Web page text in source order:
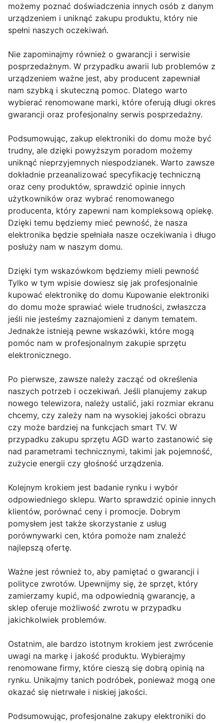
możemy poznać doświadczenia innych osób z danym
urządzeniem i uniknąć zakupu produktu, który nie
spełni naszych oczekiwań.
Nie zapominajmy również o gwarancji i serwisie
posprzedażnym. W przypadku awarii lub problemów z
urządzeniem ważne jest, aby producent zapewniał
nam szybką i skuteczną pomoc. Dlatego warto
wybierać renomowane marki, które oferują długi okres
gwarancji oraz profesjonalny serwis posprzedażny.
Podsumowując, zakup elektroniki do domu może być
trudny, ale dzięki powyższym poradom możemy
uniknąć nieprzyjemnych niespodzianek. Warto zawsze
dokładnie przeanalizować specyfikację techniczną
oraz ceny produktów, sprawdzić opinie innych
użytkowników oraz wybrać renomowanego
producenta, który zapewni nam kompleksową opiekę.
Dzięki temu będziemy mieć pewność, że nasza
elektronika będzie spełniała nasze oczekiwania i długo
posłuży nam w naszym domu.
Dzięki tym wskazówkom będziemy mieli pewność
Tylko w tym wpisie dowiesz się jak profesjonalnie
kupować elektronikę do domu Kupowanie elektroniki
do domu może sprawiać wiele trudności, zwłaszcza
jeśli nie jesteśmy zaznajomieni z danym tematem.
Jednakże istnieją pewne wskazówki, które mogą
pomóc nam w profesjonalnym zakupie sprzętu
elektronicznego.
Po pierwsze, zawsze należy zacząć od określenia
naszych potrzeb i oczekiwań. Jeśli planujemy zakup
nowego telewizora, należy ustalić, jaki rozmiar ekranu
chcemy, czy zależy nam na wysokiej jakości obrazu
czy może bardziej na funkcjach smart TV. W
przypadku zakupu sprzętu AGD warto zastanowić się
nad parametrami technicznymi, takimi jak pojemność,
zużycie energii czy głośność urządzenia.
Kolejnym krokiem jest badanie rynku i wybór
odpowiedniego sklepu. Warto sprawdzić opinie innych
klientów, porównać ceny i promocje. Dobrym
pomysłem jest także skorzystanie z usług
porównywarki cen, która pomoże nam znaleźć
najlepszą ofertę.
Ważne jest również to, aby pamiętać o gwarancji i
polityce zwrotów. Upewnijmy się, że sprzęt, który
zamierzamy kupić, ma odpowiednią gwarancję, a
sklep oferuje możliwość zwrotu w przypadku
jakichkolwiek problemów.
Ostatnim, ale bardzo istotnym krokiem jest zwrócenie
uwagi na markę i jakość produktu. Wybierajmy
renomowane firmy, które cieszą się dobrą opinią na
rynku. Unikajmy tanich podróbek, ponieważ mogą one
okazać się nietrwałe i niskiej jakości.
Podsumowując, profesjonalne zakupy elektroniki do